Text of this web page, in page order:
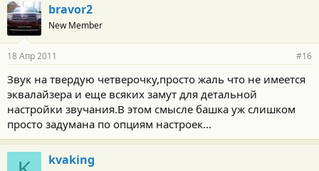
bravor2
New Member
18 Апр 2011 #16
Звук на твердую четверочку,просто жаль что не имеется
эквалайзера и еще всяких замут для детальной
настройки звучания.В этом смысле башка уж слишком
просто задумана по опциям настроек...
kvaking